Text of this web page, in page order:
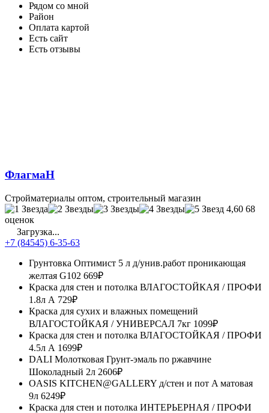
Рядом со мной
Район
Оплата картой
Есть сайт
Есть отзывы
ФлагмаН
Стройматериалы оптом, строительный магазин
4,60 68
оценок
Загрузка...
+7 (84545) 6-35-63
Грунтовка Оптимист 5 л д/унив.работ проникающая
желтая G102 669₽
Краска для стен и потолка ВЛАГОСТОЙКАЯ / ПРОФИ
1.8л А 729₽
Краска для сухих и влажных помещений
ВЛАГОСТОЙКАЯ / УНИВЕРСАЛ 7кг 1099₽
Краска для стен и потолка ВЛАГОСТОЙКАЯ / ПРОФИ
4.5л А 1699₽
DALI Молотковая Грунт-эмаль по ржавчине
Шоколадный 2л 2606₽
OASIS KITCHEN@GALLERY д/стен и пот A матовая
9л 6249₽
Краска для стен и потолка ИНТЕРЬЕРНАЯ / ПРОФИ